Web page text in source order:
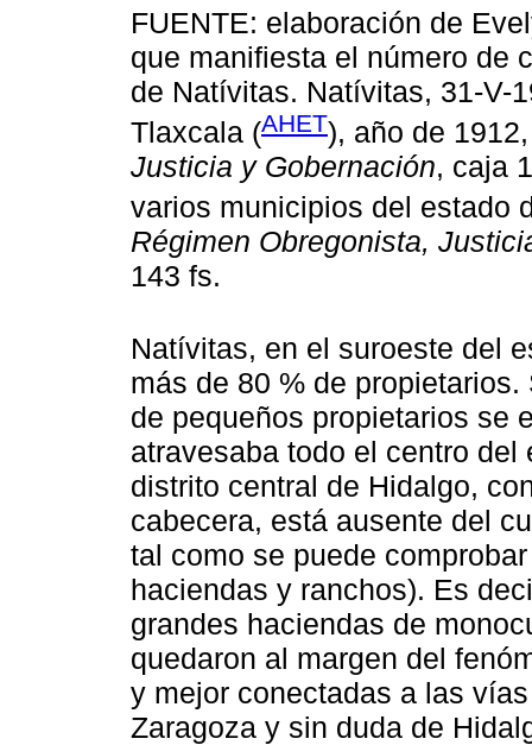
FUENTE: elaboración de
que manifiesta el número de
de Natívitas. Natívitas, 31-V-
Tlaxcala (AHET), año de
Justicia y Gobernación, caja
varios municipios del estado
Régimen Obregonista,
143 fs.
Natívitas, en el suroeste del
más de 80 % de
de pequeños propietarios se
atravesaba todo el centro
distrito central de Hidalgo,
cabecera, está ausente del
tal como se puede
haciendas y ranchos). Es
grandes haciendas de
quedaron al margen del
y mejor conectadas a las
Zaragoza y sin duda de